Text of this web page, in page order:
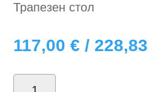
Трапезен стол
117,00€ / 228,83
количество